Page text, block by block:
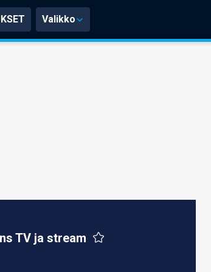
Valikko
TV ja stream